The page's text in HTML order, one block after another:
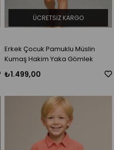
Erkek Çocuk Pamuklu Müslin
Kumaş Hakim Yaka Gömlek
₺1.499,00
ÜCRETSIZ KARGO